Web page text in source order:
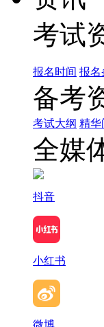
考试
报名时间 报名
备考
考试大纲 精华
全媒
抖音
小红书
微博